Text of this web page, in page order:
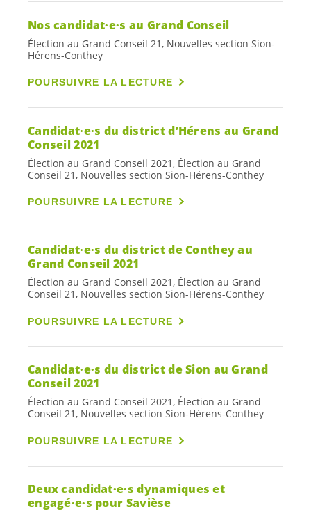
Noscandidat·e·s au Grand Conseil
Élection au Grand Conseil 21, Nouvelles section Sion-
Hérens-Conthey
POURSUIVRE LA LECTURE
Candidat·e·s du district d’Hérens au Grand
Conseil 2021
Élection au Grand Conseil 2021, Élection au Grand
Conseil 21, Nouvelles section Sion-Hérens-Conthey
POURSUIVRE LA LECTURE
Candidat·e·s du district de Conthey au
Grand Conseil 2021
Élection au Grand Conseil 2021, Élection au Grand
Conseil 21, Nouvelles section Sion-Hérens-Conthey
POURSUIVRE LA LECTURE
Candidat·e·s du district de Sion au Grand
Conseil 2021
Élection au Grand Conseil 2021, Élection au Grand
Conseil 21, Nouvelles section Sion-Hérens-Conthey
POURSUIVRE LA LECTURE
Deuxcandidat·e·s dynamiques et
engagé·e·s pour Savièse